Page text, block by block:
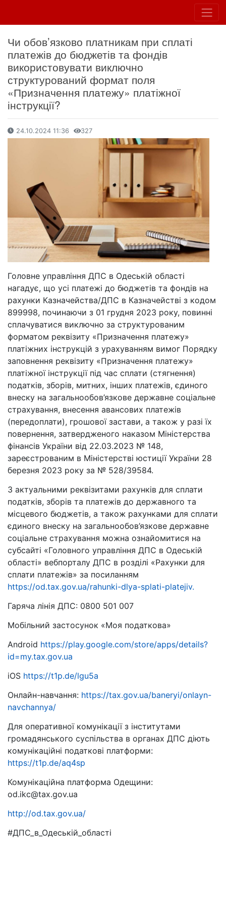
Чи обов’язково платникам при сплаті
платежів до бюджетів та фондів
використовувати виключно
структурований формат поля
«Призначення платежу» платіжної
інструкції?
24.10.2024 11:36 327
Головне управління ДПС в Одеській області
нагадує, що усі платежі до бюджетів та фондів на
рахунки Казначейства/ДПС в Казначействі з кодом
899998, починаючи з 01 грудня 2023 року, повинні
сплачуватися виключно за структурованим
форматом реквізиту «Призначення платежу»
платіжних інструкцій з урахуванням вимог Порядку
заповнення реквізиту «Призначення платежу»
платіжної інструкції під час сплати (стягнення)
податків, зборів, митних, інших платежів, єдиного
внеску на загальнообов’язкове державне соціальне
страхування, внесення авансових платежів
(передоплати), грошової застави, а також у разі їх
повернення, затвердженого наказом Міністерства
фінансів України від 22.03.2023 № 148,
зареєстрованим в Міністерстві юстиції України 28
березня 2023 року за № 528/39584.
З актуальними реквізитами рахунків для сплати
податків, зборів та платежів до державного та
місцевого бюджетів, а також рахунками для сплати
єдиного внеску на загальнообов’язкове державне
соціальне страхування можна ознайомитися на
субсайті «Головного управління ДПС в Одеській
області» вебпорталу ДПС в розділі «Рахунки для
сплати платежів» за посиланням
https://od.tax.gov.ua/rahunki-dlya-splati-platejiv.
Гаряча лінія ДПС: 0800 501 007
Мобільний застосунок «Моя податкова»
Android https://play.google.com/store/apps/details?
id=my.tax.gov.ua
iOS https://t1p.de/lgu5a
Онлайн-навчання: https://tax.gov.ua/baneryi/onlayn-
navchannya/
Для оперативної комунікації з інститутами
громадянського суспільства в органах ДПС діють
комунікаційні податкові платформи:
https://t1p.de/aq4sp
Комунікаційна платформа Одещини:
od.ikc@tax.gov.ua
http://od.tax.gov.ua/
#ДПС_в_Одеській_області